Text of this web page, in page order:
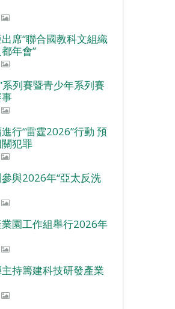
席“聯合國教科文組織
年會”
系列賽暨青少年系列賽
行“雷霆2026”行動 預
犯罪
與2026年“亞太反洗
園工作組舉行2026年
持籌建科技研發產業